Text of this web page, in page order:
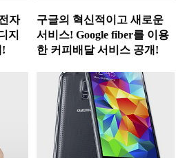
자
지
!
구글의 혁신적이고 새로운
서비스! Google fiber를 이용
한 커피배달 서비스 공개!